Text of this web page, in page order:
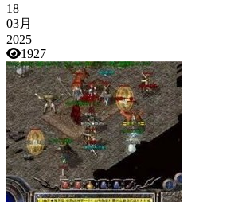
18
03月
2025
1927